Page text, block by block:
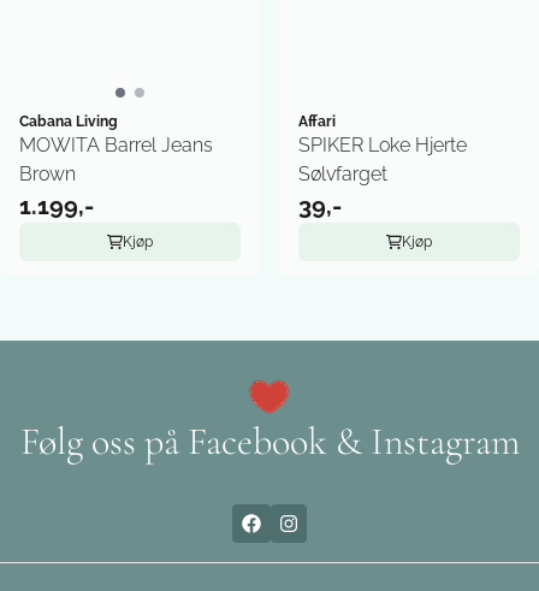
Cabana Living
MOWITA Barrel Jeans
Brown
1.199,-
Kjøp
Affari
SPIKER Loke Hjerte
Sølvfarget
39,-
Kjøp
Følg oss på Facebook & Instagram